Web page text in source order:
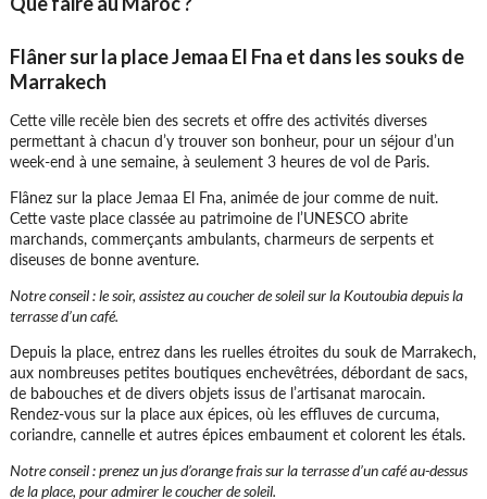
de Boulmane, les étonnants pitons rocheux et
randonnées
Lieu 5 :
Merzouga, les dunes de l'Erg Chebbi
Des paysages majestueux de dunes de sable du
Sahara pour les amoureux de nature, de grands
battus
Flâner sur la place Jemaa El Fna et dans les souks de
Marrakech
Cette ville recèle bien des secrets et offre des activités diverses
permettant à chacun d’y trouver son bonheur, pour un séjour d’un
week-end à une semaine, à seulement 3 heures de vol de Paris.
Flânez sur la place Jemaa El Fna, animée de jour comme de nuit.
Cette vaste place classée au patrimoine de l’UNESCO abrite
marchands, commerçants ambulants, charmeurs de serpents et
diseuses de bonne aventure.
Notre conseil : le soir, assistez au coucher de soleil sur la Koutoubia depuis la
terrasse d’un café.
Depuis la place, entrez dans les ruelles étroites du souk de Marrakech,
aux nombreuses petites boutiques enchevêtrées, débordant de sacs,
de babouches et de divers objets issus de l’artisanat marocain.
Rendez-vous sur la place aux épices, où les effluves de curcuma,
coriandre, cannelle et autres épices embaument et colorent les étals.
Notre conseil : prenez un jus d’orange frais sur la terrasse d’un café au-dessus
de la place, pour admirer le coucher de soleil.